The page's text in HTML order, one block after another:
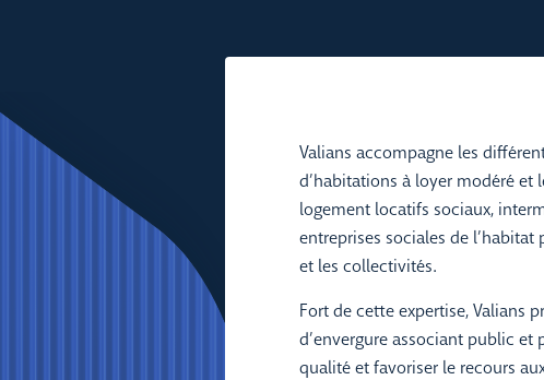
Valians accompagne les
d’habitations à loyer modéré
logement locatifs sociaux,
entreprises sociales de
et les collectivités.
Fort de cette expertise, Valians
d’envergure associant public
qualité et favoriser le recours